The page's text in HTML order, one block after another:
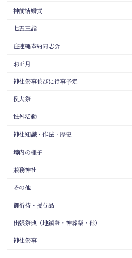
神前結婚式
七五三詣
注連縄奉納同志会
お正月
神社祭事並びに行事予定
例大祭
社外活動
神社知識・作法・歴史
境内の様子
兼務神社
その他
御祈祷・授与品
出張祭典（地鎮祭・神葬祭・他）
神社祭事